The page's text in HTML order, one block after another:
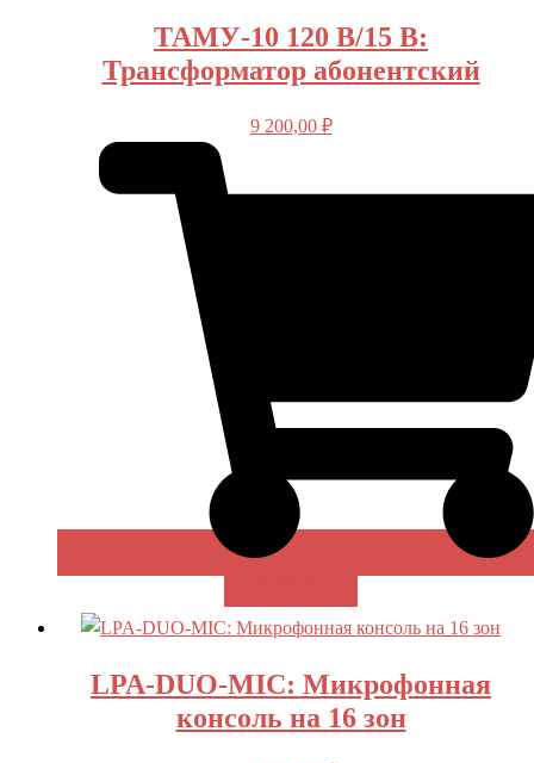
ТАМУ-10 120 В/15 В:
Трансформатор абонентский
9 200,00 ₽
LPA-DUO-MIC: Микрофонная
консоль на 16 зон